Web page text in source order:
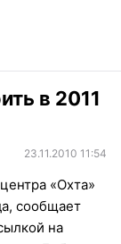
в 2011
23.11.2010 11:54
«Охта»
сообщает
на